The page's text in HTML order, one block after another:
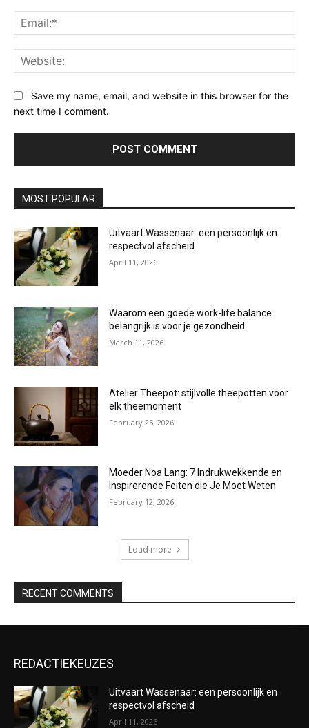
Save my name, email, and website in this browser for the
next time I comment.
MOST POPULAR
Uitvaart Wassenaar: een persoonlijk en
respectvol afscheid
April 11, 2026
Waarom een goede work-life balance
belangrijk is voor je gezondheid
March 11, 2026
Atelier Theepot: stijlvolle theepotten voor
elk theemoment
February 25, 2026
Moeder Noa Lang: 7 Indrukwekkende en
Inspirerende Feiten die Je Moet Weten
February 12, 2026
Load more
RECENT COMMENTS
REDACTIEKEUZES
Uitvaart Wassenaar: een persoonlijk en
respectvol afscheid
April 11, 2026